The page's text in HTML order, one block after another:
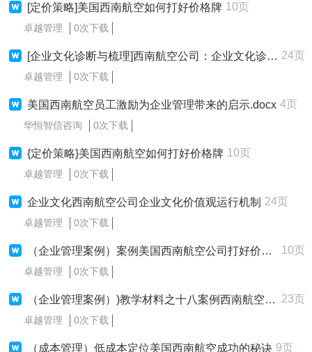
[定价策略]美国西南航空如何打好价格牌 10页
卓越管理 0次下载
[企业文化诊断与梳理]西南航空公司：企业文化诊断与梳理价值观运行机制 24页
卓越管理 0次下载
美国西南航空员工激励为企业管理带来的启示.docx 4页
华恒智信咨询 0次下载
{定价策略}美国西南航空如何打好价格牌 10页
卓越管理 0次下载
企业文化西南航空公司企业文化价值观运行机制 24页
卓越管理 0次下载
（企业管理案例）案例美国西南航空公司打好价格牌 10页
卓越管理 0次下载
（企业管理案例）)教学材料之十八案例西南航空公司 23页
卓越管理 0次下载
（成本管理）低成本定位美国西南航空成功的秘诀 9页